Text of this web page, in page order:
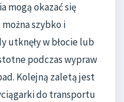
mogą okazać się
szybko i
utknęły w błocie lub
podczas wypraw
Kolejną zaletą jest
do transportu